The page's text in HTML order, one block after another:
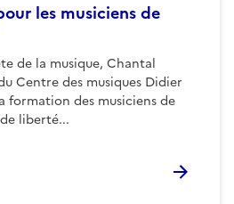
les musiciens de
de la musique, Chantal
Centre des musiques Didier
formation des musiciens de
liberté...